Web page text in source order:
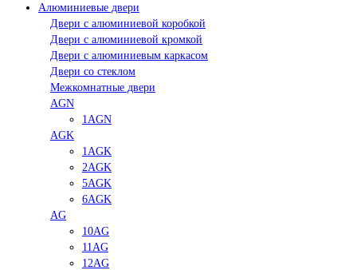
Алюминиевые двери
Двери с алюминиевой коробкой
Двери с алюминиевой кромкой
Двери с алюминиевым каркасом
Двери со стеклом
Межкомнатные двери
AGN
1AGN
AGK
1AGK
2AGK
5AGK
6AGK
AG
10AG
11AG
12AG